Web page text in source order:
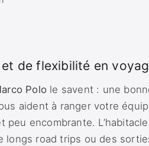
et de flexibilité en
Polo le savent : une
aident à ranger votre
encombrante.
road trips ou des